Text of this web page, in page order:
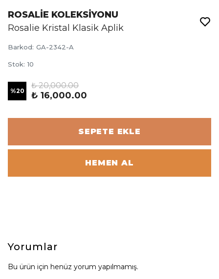
ROSALİE KOLEKSİYONU
Rosalie Kristal Klasik Aplik
Barkod: GA-2342-A
Stok: 10
%20
₺ 20,000.00
₺ 16,000.00
SEPETE EKLE
HEMEN AL
Yorumlar
Bu ürün için henüz yorum yapılmamış.